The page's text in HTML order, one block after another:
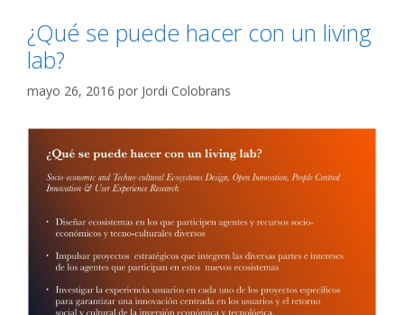
¿Qué se puede hacer con un living
lab?
mayo 26, 2016 por Jordi Colobrans